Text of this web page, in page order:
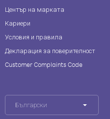
Център на марката
Кариери
Условия и правила
Декларация за поверителност
Customer Complaints Code
Български